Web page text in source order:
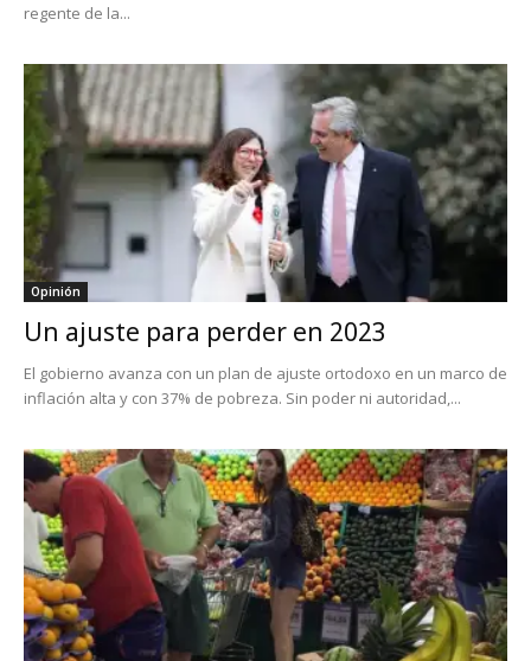
regente de la...
Opinión
Un ajuste para perder en 2023
El gobierno avanza con un plan de ajuste ortodoxo en un marco de
inflación alta y con 37% de pobreza. Sin poder ni autoridad,...